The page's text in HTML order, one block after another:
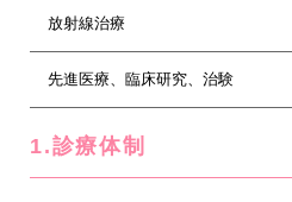
放射線治療
先進医療、臨床研究、治験
1.診療体制